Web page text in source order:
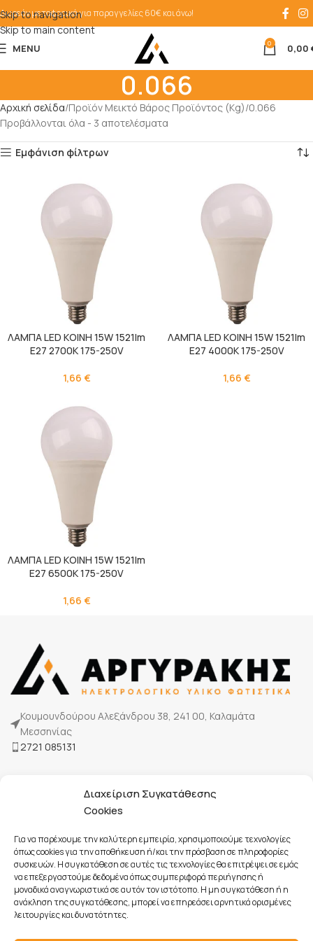
Διαχείριση Συγκατάθεσης
Cookies
Για να παρέχουμε την καλύτερη εμπειρία, χρησιμοποιούμε τεχνολογίες
όπως cookies για την αποθήκευση ή/και την πρόσβαση σε πληροφορίες
συσκευών. Η συγκατάθεση σε αυτές τις τεχνολογίες θα επιτρέψει σε εμάς
να επεξεργαστούμε δεδομένα όπως συμπεριφορά περιήγησης ή
μοναδικά αναγνωριστικά σε αυτόν τον ιστότοπο. Η μη συγκατάθεση ή η
ανάκληση της συγκατάθεσης, μπορεί να επηρεάσει αρνητικά ορισμένες
λειτουργίες και δυνατότητες.
Skip to navigation
Skip to main content
Δωρεάν μεταφορικά για παραγγελίες 60€ και άνω!
MENU 0 0,00
0.066
Αρχική σελίδα Προϊόν Μεικτό Βάρος Προϊόντος (Kg) 0.066
Προβάλλονται όλα - 3 αποτελέσματα
Εμφάνιση φίλτρων
ΛΑΜΠΑ LED ΚΟΙΝΗ 15W 1521lm
Ε27 2700K 175-250V
1,66 €
ΛΑΜΠΑ LED ΚΟΙΝΗ 15W 1521lm
Ε27 4000K 175-250V
1,66 €
ΛΑΜΠΑ LED ΚΟΙΝΗ 15W 1521lm
Ε27 6500K 175-250V
1,66 €
Κουμουνδούρου Αλεξάνδρου 38, 241 00, Καλαμάτα
Μεσσηνίας
2721 085131
Τρόποι πληρωμής
Όροι Χρήσης
Πολιτική Cookies
Προστασία Προσωπικών Δεδομένων
Πολιτική Ακυρώσεων & Επιστροφών